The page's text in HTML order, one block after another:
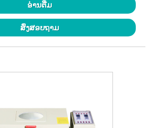
ອ່ານ​ຕື່ມ
ສົ່ງສອບຖາມ